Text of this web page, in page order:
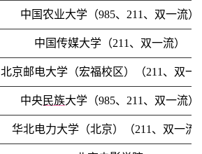
中国农业大学（985、211、双一流）
中国传媒大学（211、双一流）
北京邮电大学（宏福校区）（211、双一
中央民族大学（985、211、双一流）
华北电力大学（北京）（211、双一流